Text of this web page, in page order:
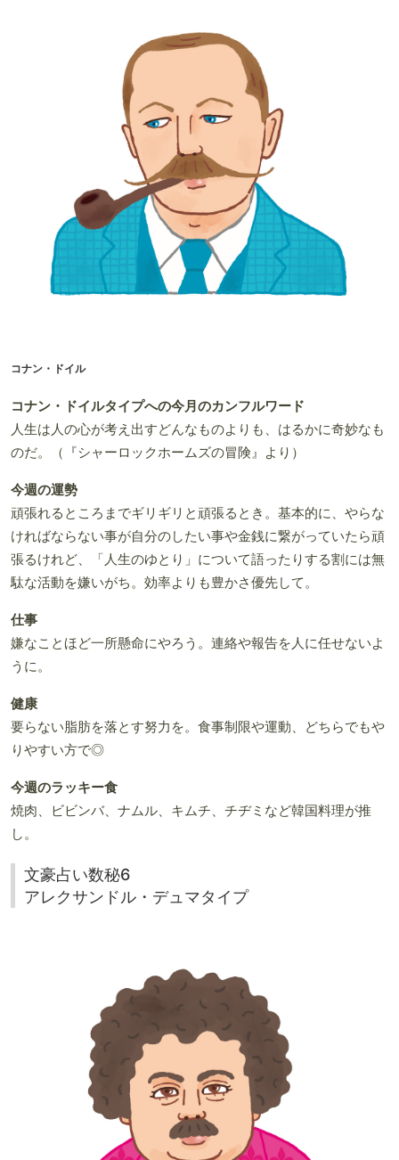
コナン・ドイル
コナン・ドイルタイプへの今月のカンフルワード
人生は人の心が考え出すどんなものよりも、はるかに奇妙なも
のだ。（『シャーロックホームズの冒険』より）
今週の運勢
頑張れるところまでギリギリと頑張るとき。基本的に、やらな
ければならない事が自分のしたい事や金銭に繋がっていたら頑
張るけれど、「人生のゆとり」について語ったりする割には無
駄な活動を嫌いがち。効率よりも豊かさ優先して。
仕事
嫌なことほど一所懸命にやろう。連絡や報告を人に任せないよ
うに。
健康
要らない脂肪を落とす努力を。食事制限や運動、どちらでもや
りやすい方で◎
今週のラッキー食
焼肉、ビビンバ、ナムル、キムチ、チヂミなど韓国料理が推
し。
文豪占い数秘6
アレクサンドル・デュマタイプ